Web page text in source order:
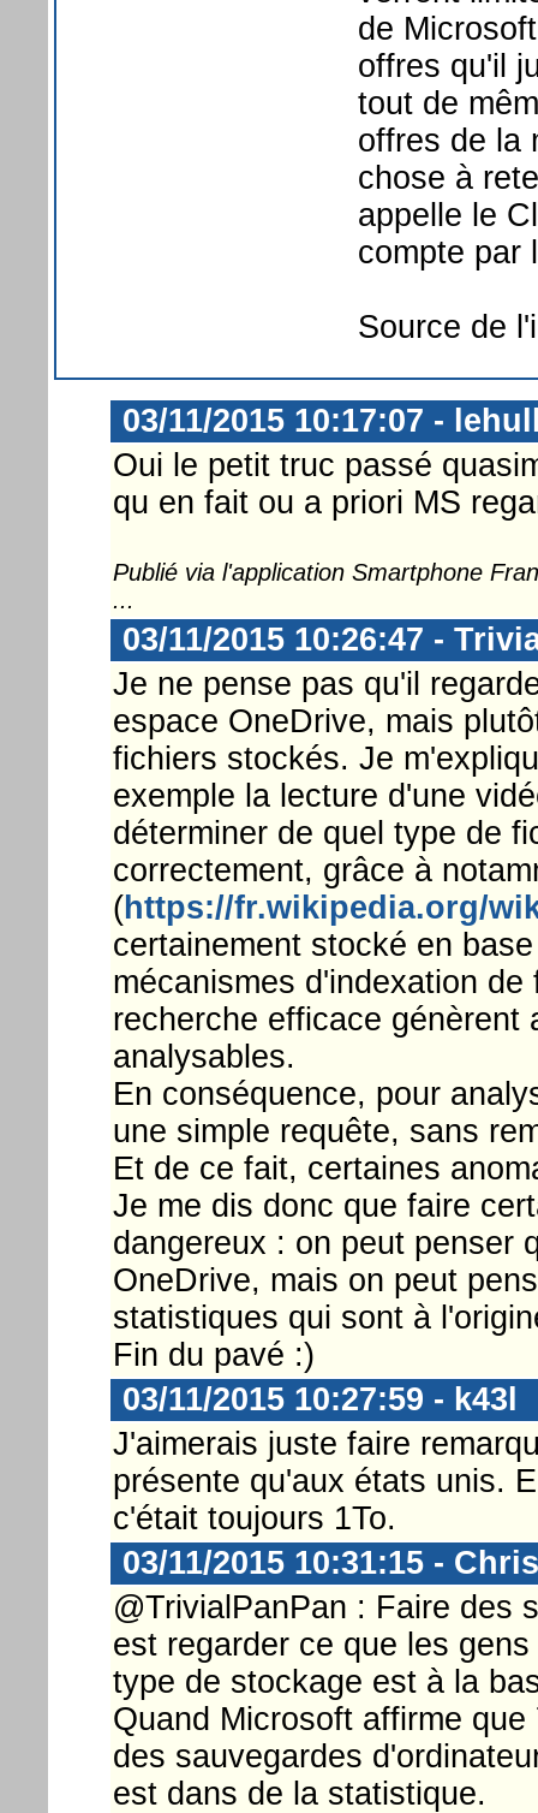
de
offres qu'il
tout de
offres de la
chose à
appelle le
compte par
Source de
03/11/2015 10:17:07 -
Oui le petit truc passé
qu en fait ou a priori MS
Publié via l'application Smartphone
...
03/11/2015 10:26:47 -
Je ne pense pas qu'il
espace OneDrive, mais
fichiers stockés. Je
exemple la lecture d'une
déterminer de quel type de
correctement, grâce à
(https://fr.wikipedia.org/
certainement stocké en
mécanismes d'indexation
recherche efficace génèrent
analysables.
En conséquence, pour
une simple requête, sans
Et de ce fait, certaines
Je me dis donc que faire
dangereux : on peut penser
OneDrive, mais on peut
statistiques qui sont à
Fin du pavé :)
03/11/2015 10:27:59 - k43l
J'aimerais juste faire
présente qu'aux états unis.
c'était toujours 1To.
03/11/2015 10:31:15 -
@TrivialPanPan : Faire des
est regarder ce que les
type de stockage est à la
Quand Microsoft affirme
des sauvegardes
est dans de la statistique.